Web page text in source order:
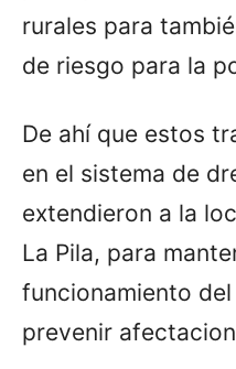
rurales para
de riesgo para la
De ahí que estos
en el sistema de
extendieron a la
La Pila, para
funcionamiento
prevenir